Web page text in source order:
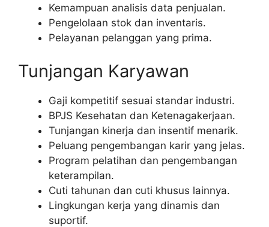
Kemampuan analisis data penjualan.
Pengelolaan stok dan inventaris.
Pelayanan pelanggan yang prima.
Tunjangan Karyawan
Gaji kompetitif sesuai standar industri.
BPJS Kesehatan dan Ketenagakerjaan.
Tunjangan kinerja dan insentif menarik.
Peluang pengembangan karir yang jelas.
Program pelatihan dan pengembangan
keterampilan.
Cuti tahunan dan cuti khusus lainnya.
Lingkungan kerja yang dinamis dan
suportif.